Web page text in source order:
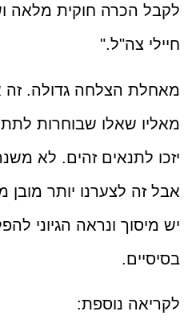
לקבל הכרה חוקית מלאה
חיילי צה"ל."
מאחלת הצלחה גדולה. זה
מאליו שאלו שבוחרות
יזכו לתנאים זהים. לא
אבל זה לצערנו יותר מובן
יש מיסוך ונראה הגיוני
בסיסיים.
לקריאה נוספת: